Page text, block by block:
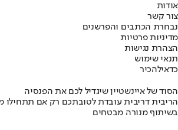
אודות
צור קשר
נבחרת הכתבים והפרשנים
מדיניות פרטיות
הצהרת נגישות
תנאי שימוש
כדאילהכיר
הסוד של איינשטיין שיגדיל לכם את הפנסיה
הריבית דריבית עובדת לטובתכם רק אם תתחילו
בשיתוף מנורה מבטחים